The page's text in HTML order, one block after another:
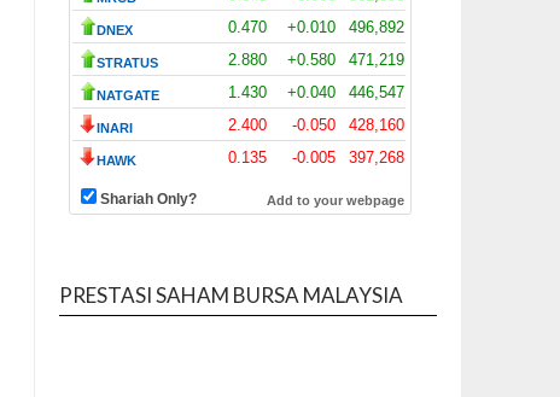
PRESTASI SAHAM BURSA MALAYSIA